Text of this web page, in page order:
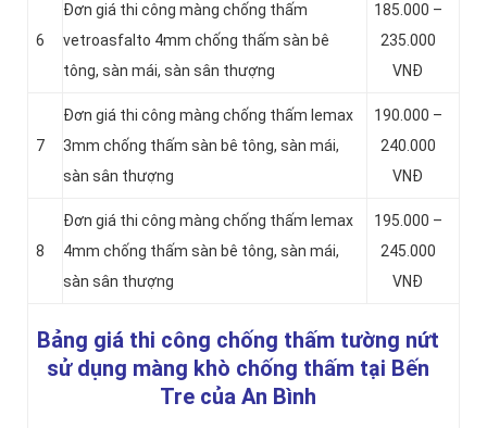
6
Đơn giá thi công màng chống thấm
vetroasfalto 4mm chống thấm sàn bê
tông, sàn mái, sàn sân thượng
185.000 –
235.000
VNĐ
7
Đơn giá thi công màng chống thấm lemax
3mm chống thấm sàn bê tông, sàn mái,
sàn sân thượng
190.000 –
240.000
VNĐ
8
Đơn giá thi công màng chống thấm lemax
4mm chống thấm sàn bê tông, sàn mái,
sàn sân thượng
195.000 –
245.000
VNĐ
Bảng giá thi công chống thấm tường nứt
sử dụng màng khò chống thấm tại Bến
Tre của An Bình